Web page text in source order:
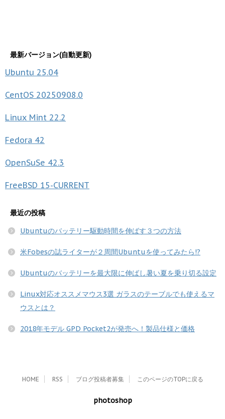
最新バージョン(自動更新)
Ubuntu 25.04
CentOS 20250908.0
Linux Mint 22.2
Fedora 42
OpenSuSe 42.3
FreeBSD 15-CURRENT
最近の投稿
Ubuntuのバッテリー駆動時間を伸ばす３つの方法
米Fobesの誌ライターが２周間Ubuntuを使ってみたら!?
Ubuntuのバッテリーを最大限に伸ばし暑い夏を乗り切る設定
Linux対応オススメマウス3選 ガラスのテーブルでも使えるマ
ウスとは？
2018年モデル GPD Pocket2が発売へ！製品仕様と価格
HOME RSS ブログ投稿者募集 このページのTOPに戻る
photoshop